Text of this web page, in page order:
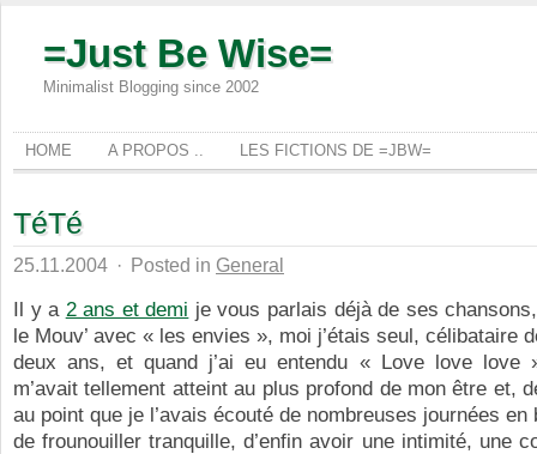
=Just Be Wise=
Minimalist Blogging since 2002
HOME A PROPOS .. LES FICTIONS DE =JBW=
TéTé
25.11.2004 · Posted in General
Il y a 2 ans et demi je vous parlais déjà de ses
le Mouv’ avec « les envies », moi j’étais seul, célibataire
deux ans, et quand j’ai eu entendu « Love love love
m’avait tellement atteint au plus profond de mon être et,
au point que je l’avais écouté de nombreuses journées en
de frounouiller tranquille, d’enfin avoir une intimité, une